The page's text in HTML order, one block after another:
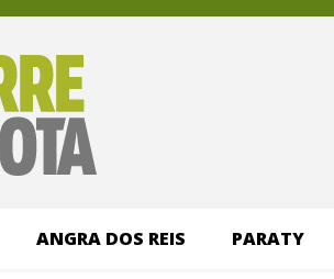
ANGRA DOS REIS PARATY